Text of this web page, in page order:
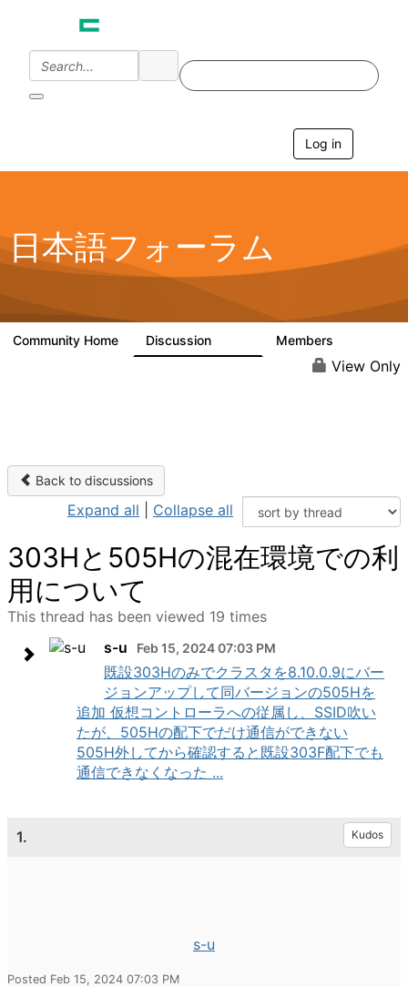
Log in
g
a
o
日本語フォーラム
Community Home Discussion Members
View Only
Back to discussions
Expand all Collapse all
303Hと505Hの混在環境での利
用について
This thread has been viewed 19 times
s-u
Feb 15, 2024 07:03 PM
既設303Hのみでクラスタを8.10.0.9にバー
ジョンアップして同バージョンの505Hを
追加 仮想コントローラへの従属し、SSID吹い
たが、505Hの配下でだけ通信ができない
505H外してから確認すると既設303F配下でも
通信できなくなった ...
1. Kudos
s-u
Posted Feb 15, 2024 07:03 PM